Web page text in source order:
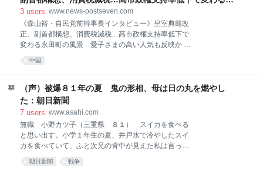
く、自身のスキル育成に利用することなどを推奨して
田町の風景 愛子さまの高い人気も反映か
3 users www.news-postseven.com
《森山裕・自民党前幹事長インタビュー》皇室典範改
正、副首都構想、消費税減税…高市政権支持率低下で
変わる永田町の風景 愛子さまの高い人気も反映か 高
市早苗・首相の「台湾有事」答弁以降、冷え込む日中
関係。レアアースの輸出規制や訪日客の渡航抑制な
たきっかけは台湾有事発言に先立つ、高市首相による
SNSへの写真投稿だったという。対中外交で失態を犯
した高市政権は、どのようにして事態に対処していた
ン作家の森功氏が迫った。（文中敬称略）【全3回の
第3回】 幻に終わった5月の訪中計画 冷え込んだまま
の日中関係について、もとより森山はただ指を銜（く
わ）えて黙って見ていたわけではない。高市政権下
中国
（声）被爆８１年の夏 鬼の形相、母は日の丸を燃やし
た：朝日新聞
7 users www.asahi.com
無職 小野カツ子（三重県 ８１） スイカを食べる
と思い出す。小学１年生の夏、井戸水で冷やしたスイ
カを食べていて、ふと次兄の背中が見えた私は言っ
た。「兄ちゃんの背中の傷痕を数えてみよう」。暑く
ても人前…
朝日新聞 戦争